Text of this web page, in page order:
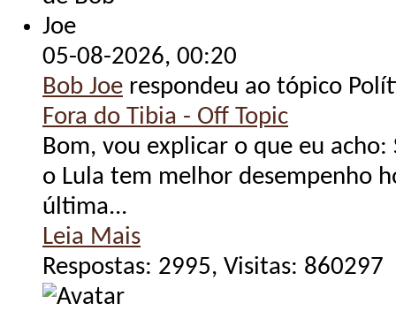
05-08-2026, 00:20
Bob Joe respondeu ao tópico
Fora do Tibia - Off Topic
Bom, vou explicar o que eu
o Lula tem melhor desempenho
última...
Leia Mais
Respostas: 2995, Visitas: 860297